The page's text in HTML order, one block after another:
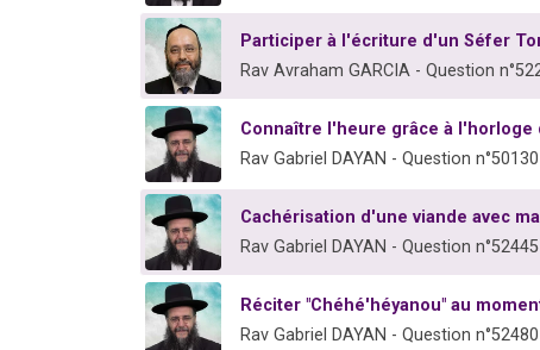
Participer à l'écriture d'un Séfer
Rav Avraham GARCIA - Question
Connaître l'heure grâce à l'horloge
Rav Gabriel DAYAN - Question n°50130
Cachérisation d'une viande avec
Rav Gabriel DAYAN - Question n°52445
Réciter "Chéhé'héyanou" au
Rav Gabriel DAYAN - Question n°52480